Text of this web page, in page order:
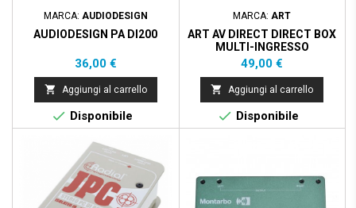
MARCA: AUDIODESIGN
AUDIODESIGN PA DI200
Prezzo
36,00 €
 Aggiungi al carrello
 Disponibile
MARCA:ART
ART AV DIRECT DIRECT BOX
MULTI-INGRESSO
AUDIO/VIDEO
Prezzo
49,00 €
 Aggiungi al carrello
 Disponibile